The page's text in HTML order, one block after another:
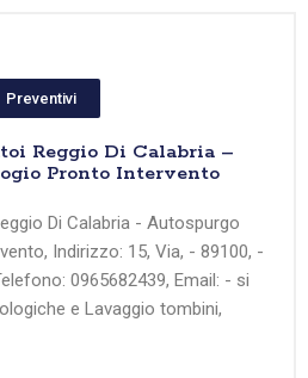
Preventivi
Reggio Di Calabria –
Pronto Intervento
Di Calabria - Autospurgo
Indirizzo: 15, Via, - 89100, -
0965682439, Email: - si
e Lavaggio tombini,